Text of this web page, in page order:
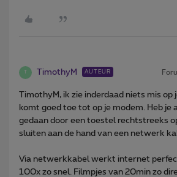
TimothyM AUTEUR
TimothyM, ik zie inderdaad niets mis op
komt goed toe tot op je modem. Heb je
gedaan door een toestel rechtstreeks
sluiten aan de hand van een netwerk
Via netwerkkabel werkt internet
100x zo snel. Filmpjes van 20min zo